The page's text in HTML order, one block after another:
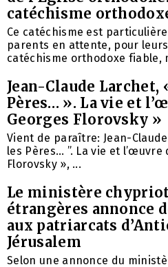
catéchisme
Ce catéchisme est
parents en attente, pour
catéchisme orthodoxe fiable,
Jean-Claude Larchet,
Pères… ». La vie et
Georges Florovsky »
Vient de paraître: Jean-
les Pères… ”. La vie et l’œuvre
Florovsky », ...
Le ministère
étrangères annonce
aux patriarcats
Jérusalem
Selon une annonce du